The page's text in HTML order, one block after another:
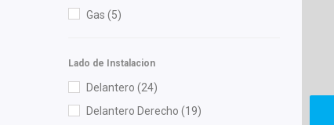
Speedymexx (39)
Gas (5)
Lado de Instalacion
Delantero (24)
Delantero Derecho (19)